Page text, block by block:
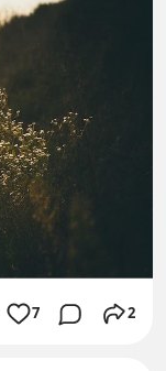
7 2